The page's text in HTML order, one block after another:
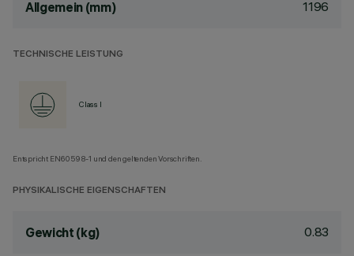
Allgemein (mm) 1196
TECHNISCHE LEISTUNG
Class I
Entspricht EN60598-1 und den geltenden Vorschriften.
PHYSIKALISCHE EIGENSCHAFTEN
Gewicht (kg) 0.83